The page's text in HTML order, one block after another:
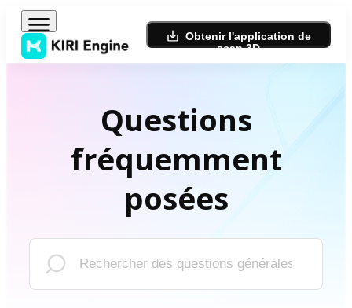
Obtenir l'application de
scan 3D
Questions
fréquemment
posées